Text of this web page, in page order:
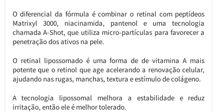
O diferencial da fórmula é combinar o retinal com peptídeos
Matrixyl 3000, niacinamida, pantenol e uma tecnologia
chamada A-Shot, que utiliza micro-partículas para favorecer a
penetração dos ativos na pele.
O retinal lipossomado é uma forma de de vitamina A mais
potente que o retinol que age acelerando a renovação celular,
ajudando nas rugas, manchas, textura e estímulo de colágeno.
A tecnologia lipossomal melhora a estabilidade e reduz
irritação, então ele é melhor tolerado.